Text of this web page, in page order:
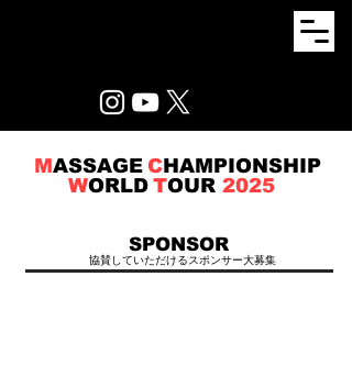
M ASSAGE CHAMPIONSHIP
WORLD TOUR 2025
SPONSOR
協賛していただけるスポンサー大募集